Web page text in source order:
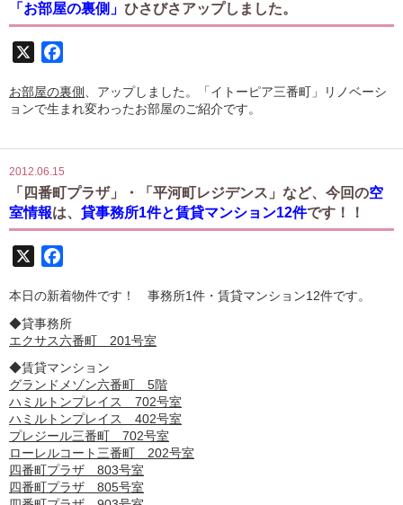
「お部屋の裏側」 ひさびさアップしました。
お部屋の裏側、アップしました。「イトーピア三番町」リノベーシ
ョンで生まれ変わったお部屋のご紹介です。
2012.06.15
「四番町プラザ」・「平河町レジデンス」など、今回の空
室情報は、 貸事務所1件と賃貸マンション12件です！！
本日の新着物件です！ 事務所1件・賃貸マンション12件です。
◆貸事務所
エクサス六番町 201号室
◆賃貸マンション
グランドメゾン六番町 5階
ハミルトンプレイス 702号室
ハミルトンプレイス 402号室
プレジール三番町 702号室
ローレルコート三番町 202号室
四番町プラザ 803号室
四番町プラザ 805号室